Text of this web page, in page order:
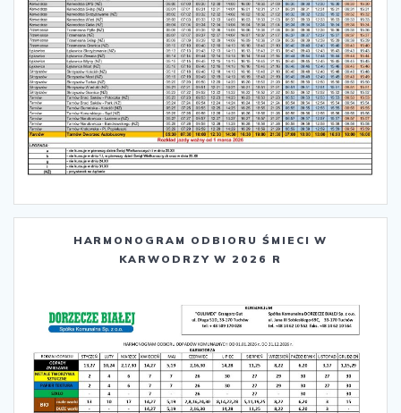
HARMONOGRAM ODBIORU ŚMIECI W
KARWODRZY W 2026 R